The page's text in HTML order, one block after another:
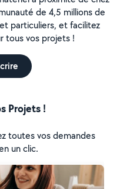
de 4,5 millions de
particuliers, et facilitez
tous vos projets !
Projets !
toutes vos demandes
un clic.